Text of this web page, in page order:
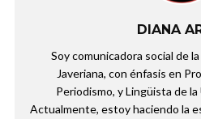
DIANA
Soy comunicadora social de
Javeriana, con énfasis en
Periodismo, y Lingüista de
Actualmente, estoy haciendo la